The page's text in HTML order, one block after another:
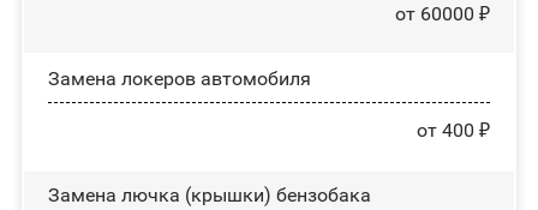
от 60000 ₽
Замена лoĸepoв автомобиля
от 400 ₽
Замена лючка (крышки) бензобака